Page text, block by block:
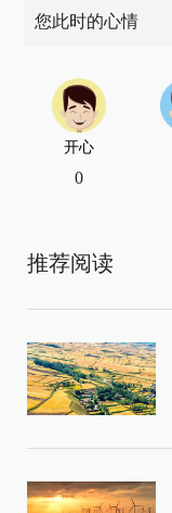
您此时的心情
开心
0
推荐阅读